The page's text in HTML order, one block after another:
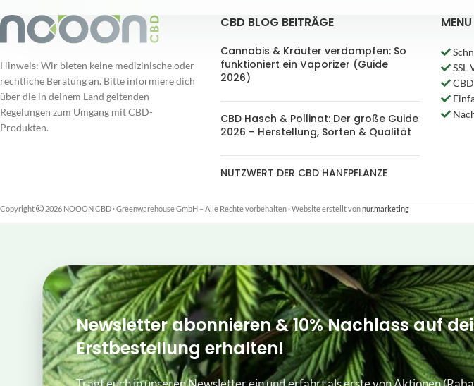
Hinweis: Wir bieten keine medizinische oder
rechtliche Beratung an. Bitte informiere dich
über die in deinem Land geltenden
Regelungen zum Umgang mit CBD-
Produkten.
CBD BLOG BEITRÄGE
Cannabis & Kräuter verdampfen: So
funktioniert ein Vaporizer (Guide
2026)
CBD Hasch & Pollinat: Der große Guide
2026 – Herstellung, Sorten & Qualität
NUTZWERT DER CBD HANFPFLANZE
MENU
SSL
CBD
Copyright 2026 NOOON CBD · Greenwarehouse GmbH – Alle Rechte vorbehalten·Website erstellt vonnur.marketing
Newsletter abonnieren & 10% Nachlass auf
Erstbestellung erhalten!